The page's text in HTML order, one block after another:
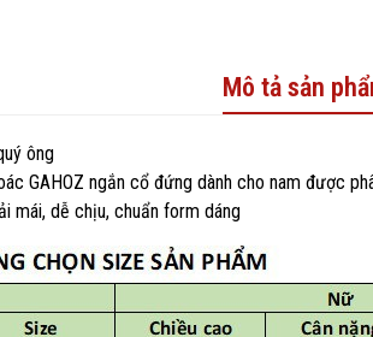
Mô tả sản
ông
GAHOZ ngắn cổ đứng dành cho nam được
mái, dễ chịu, chuẩn form dáng